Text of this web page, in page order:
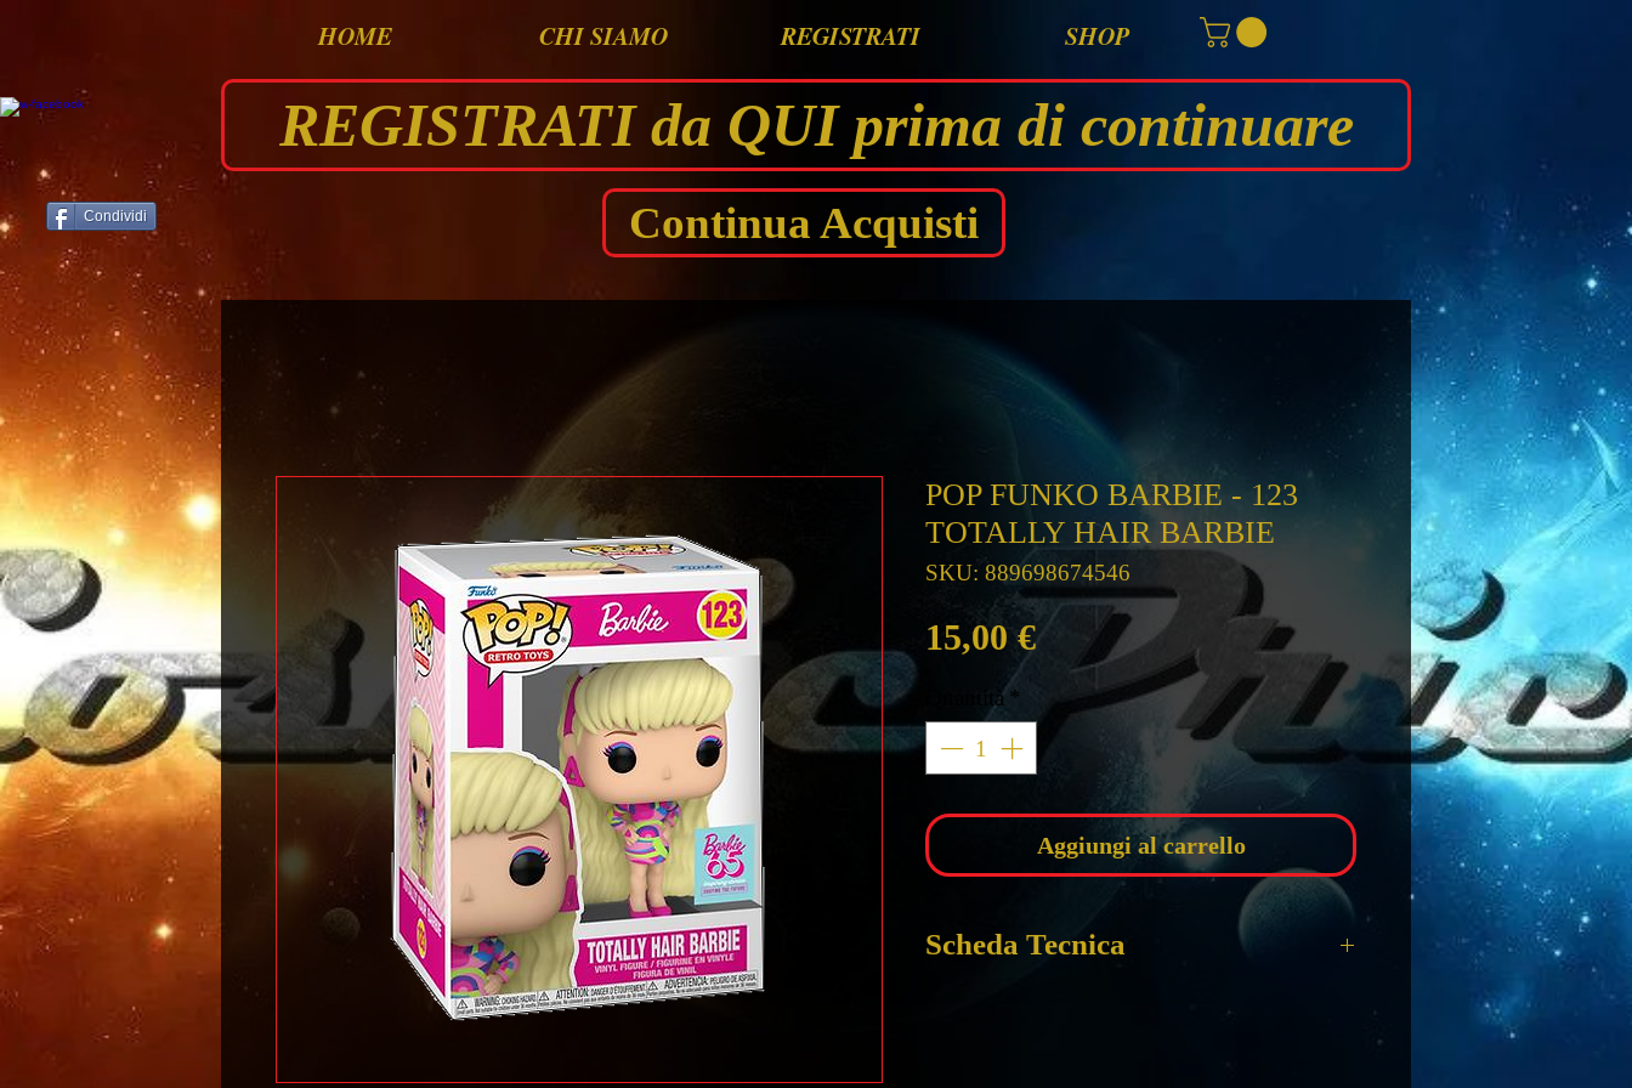
HOME CHI SIAMO REGISTRATI SHOP
REGISTRATI da QUI prima di continuare
Continua Acquisti
POP FUNKO BARBIE - 123 ​​​​​​​
TOTALLY HAIR BARBIE
SKU: 889698674546
15,00 €Prezzo
Quantità *
Aggiungi al carrello
Scheda Tecnica
Condividi